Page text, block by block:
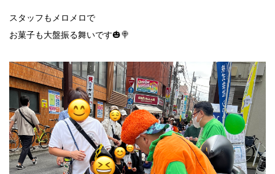
スタッフもメロメロで
お菓子も大盤振る舞いです🎃🍭